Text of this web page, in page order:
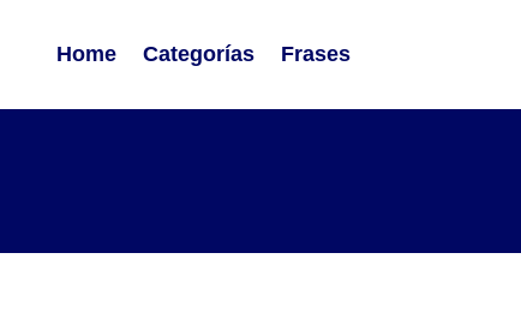
Home Categorías Frases